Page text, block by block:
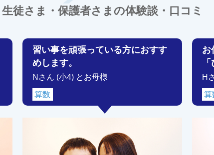
生徒さま・保護者さまの体験談・口コミ
習い事を頑張っている方におすす
めします。
Nさん (小4) とお母様
算数
お
H
算